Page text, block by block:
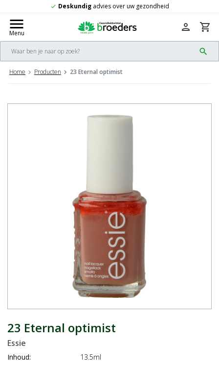
over uw gezondheid check
menu
Menu
search
person shopping_cart
Home Producten 23 Eternal optimist
23 Eternal optimist
Essie
Inhoud: 13.5ml